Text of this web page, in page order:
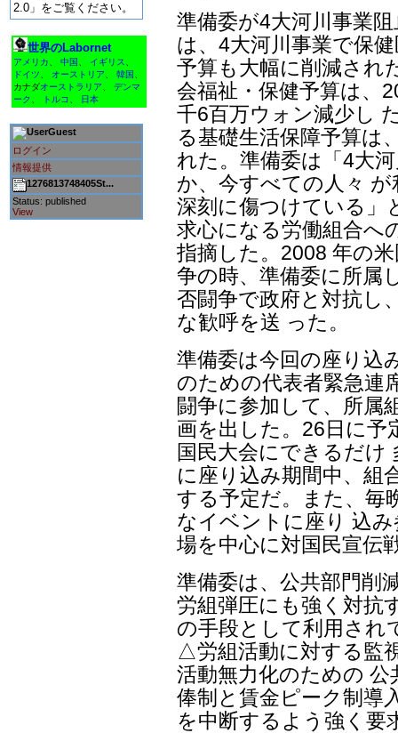
2.0」をご覧ください。
世界のLabornet
アメリカ 中国 イギリス
ドイツ
オーストリア 韓国
カナダオーストラリア
デンマ
ーク
トルコ 日本
Guest
ログイン
情報提供
1276813748405St...
Status: published
View
準備委が4大河川事業
は、4大河川事業で保
予算も大幅に削減され
会福祉・保健予算は、
千6百万ウォン減少し
る基礎生活保障予算は
れた。準備委は「4大
か、今すべての人々
深刻に傷つけている」
求心になる労働組合へ
指摘した。2008 年の
争の時、準備委に所属
否闘争で政府と対抗し
な歓呼を送 った。
準備委は今回の座り込
のための代表者緊急連
闘争に参加して、所属
画を出した。26日に予
国民大会にできるだけ
に座り込み期間中、組
する予定だ。また、毎
なイベントに座り 込
場を中心に対国民宣伝
準備委は、公共部門削
労組弾圧にも強く対抗
の手段として利用され
△労組活動に対する監
活動無力化のための
俸制と賃金ピーク制導
を中断するよう強く要